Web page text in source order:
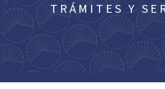
TRÁMITES Y